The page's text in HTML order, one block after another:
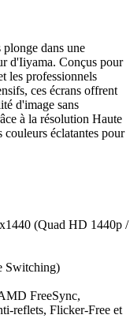
dans une
d'Iiyama. Conçus pour
les professionnels
ces écrans offrent
d'image sans
à la résolution Haute
éclatantes pour
(Quad HD 1440p /
Switching)
FreeSync,
reflets, Flicker-Free et